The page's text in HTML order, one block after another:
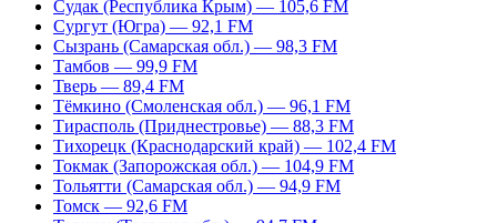
Судак (Республика Крым) — 105,6 FM
Сургут (Югра) — 92,1 FM
Сызрань (Самарская обл.) — 98,3 FM
Тамбов — 99,9 FM
Тверь — 89,4 FM
Тёмкино (Смоленская обл.) — 96,1 FM
Тирасполь (Приднестровье) — 88,3 FM
Тихорецк (Краснодарский край) — 102,4 FM
Токмак (Запорожская обл.) — 104,9 FM
Тольятти (Самарская обл.) — 94,9 FM
Томск — 92,6 FM